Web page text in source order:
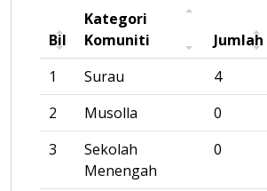
Bil
Kategori
Komuniti
Jumlah
1
Surau
4
2
Musolla
0
3
Sekolah
Menengah
0